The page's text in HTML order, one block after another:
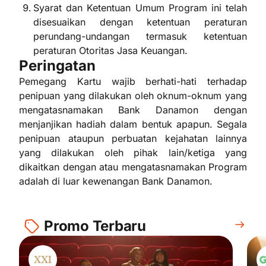
Syarat dan Ketentuan Umum Program ini telah
disesuaikan dengan ketentuan peraturan
perundang-undangan termasuk ketentuan
peraturan Otoritas Jasa Keuangan.
Peringatan
Pemegang Kartu wajib berhati-hati terhadap
penipuan yang dilakukan oleh oknum-oknum yang
mengatasnamakan Bank Danamon dengan
menjanjikan hadiah dalam bentuk apapun. Segala
penipuan ataupun perbuatan kejahatan lainnya
yang dilakukan oleh pihak lain/ketiga yang
dikaitkan dengan atau mengatasnamakan Program
adalah di luar kewenangan Bank Danamon.
Promo Terbaru